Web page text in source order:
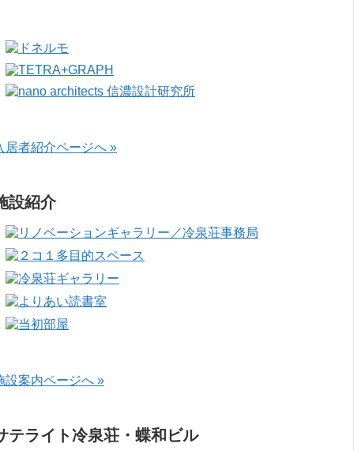
居者紹介ページへ »
設紹介
設案内ページへ »
テライト冷泉荘・蝶和ビル